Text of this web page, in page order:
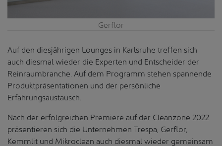
Gerflor
Auf den diesjährigen Lounges in Karlsruhe treffen sich
auch diesmal wieder die Experten und Entscheider der
Reinraumbranche. Auf dem Programm stehen spannende
Produktpräsentationen und der persönliche
Erfahrungsaustausch.
Nach der erfolgreichen Premiere auf der Cleanzone 2022
präsentieren sich die Unternehmen Trespa, Gerflor,
Kemmlit und Mikroclean auch diesmal wieder gemeinsam